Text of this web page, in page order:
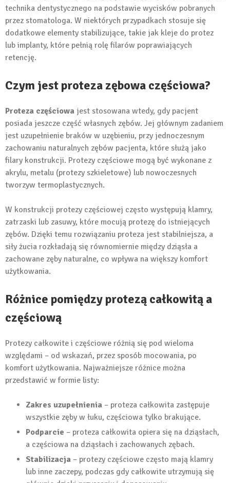
technika dentystycznego na podstawie wycisków pobranych
przez stomatologa. W niektórych przypadkach stosuje się
dodatkowe elementy stabilizujące, takie jak kleje do protez
lub implanty, które pełnią rolę filarów poprawiających
retencję.
Czym jest proteza zębowa częściowa?
Proteza częściowa jest stosowana wtedy, gdy pacjent
posiada jeszcze część własnych zębów. Jej głównym zadaniem
jest uzupełnienie braków w uzębieniu, przy jednoczesnym
zachowaniu naturalnych zębów pacjenta, które służą jako
filary konstrukcji. Protezy częściowe mogą być wykonane z
akrylu, metalu (protezy szkieletowe) lub nowoczesnych
tworzyw termoplastycznych.
W konstrukcji protezy częściowej często występują klamry,
zatrzaski lub zasuwy, które mocują protezę do istniejących
zębów. Dzięki temu rozwiązaniu proteza jest stabilniejsza, a
siły żucia rozkładają się równomiernie między dziąsła a
zachowane zęby naturalne, co wpływa na większy komfort
użytkowania.
Różnice pomiędzy protezą całkowitą a
częściową
Protezy całkowite i częściowe różnią się pod wieloma
względami – od wskazań, przez sposób mocowania, po
komfort użytkowania. Najważniejsze różnice można
przedstawić w formie listy:
Zakres uzupełnienia – proteza całkowita zastępuje
wszystkie zęby w łuku, częściowa tylko brakujące.
Podparcie – proteza całkowita opiera się na dziąsłach,
a częściowa na dziąsłach i zachowanych zębach.
Stabilizacja – protezy częściowe często mają klamry
lub inne zaczepy, podczas gdy całkowite utrzymują się